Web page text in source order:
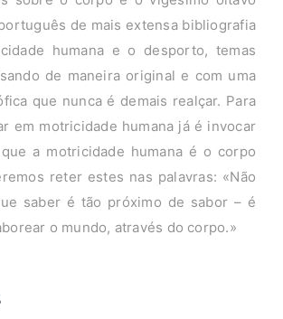
de mais extensa bibliografia
humana e o desporto, temas
de maneira original e com uma
que nunca é demais realçar. Para
em motricidade humana já é invocar
a motricidade humana é o corpo
reter estes nas palavras: «Não
saber é tão próximo de sabor – é
o mundo, através do corpo.»